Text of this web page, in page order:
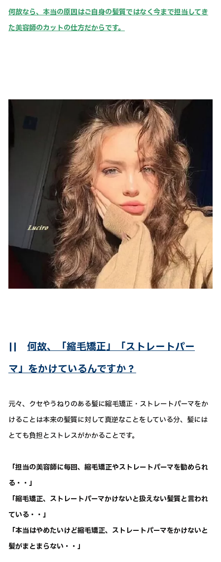
何故なら、本当の原因はご自身の髪質ではなく今まで担当してき
た美容師のカットの仕方だからです。
|| 何故、「縮毛矯正」「ストレートパー
マ」をかけているんですか？
元々、クセやうねりのある髪に縮毛矯正・ストレートパーマをか
けることは本来の髪質に対して真逆なことをしている分、髪には
とても負担とストレスがかかることです。
「担当の美容師に毎回、縮毛矯正やストレートパーマを勧められ
る・・」
「縮毛矯正、ストレートパーマかけないと扱えない髪質と言われ
ている・・」
「本当はやめたいけど縮毛矯正、ストレートパーマをかけないと
髪がまとまらない・・」